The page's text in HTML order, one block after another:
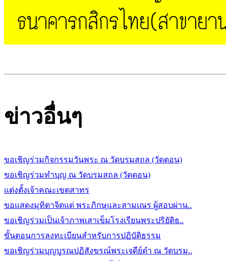
ข่าวอื่นๆ
ขอเชิญร่วมกิจกรรมวันพระ ณ วัดบรมสถล (วัดดอน)
ขอเชิญร่วมทำบุญ ณ วัดบรมสถล (วัดดอน)
แต่งตั้งเจ้าคณะเขตสาทร
ขอแสดงมุทิตาจิตแด่ พระภิกษุและสามเณร ผู้สอบผ่าน..
ขอเชิญร่วมเป็นเจ้าภาพเสาเข็มโรงเรียนพระปริยัติธ..
ขั้นตอนการลงทะเบียนสำหรับการปฏิบัติธรรม
ขอเชิญร่วมบุญบูรณปฏิสังขรณ์พระเจดีย์ดำ ณ วัดบรม..